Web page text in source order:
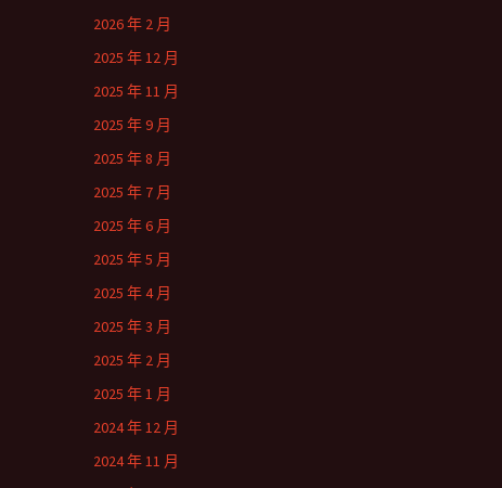
2026 年 2 月
2025 年 12 月
2025 年 11 月
2025 年 9 月
2025 年 8 月
2025 年 7 月
2025 年 6 月
2025 年 5 月
2025 年 4 月
2025 年 3 月
2025 年 2 月
2025 年 1 月
2024 年 12 月
2024 年 11 月